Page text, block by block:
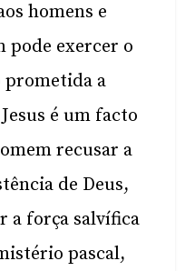
homens e
pode exercer o
prometida a
é um facto
recusar a
de Deus,
a força salvífica
pascal,